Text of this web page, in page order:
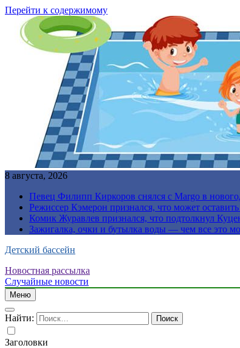
Перейти к содержимому
8 августа, 2026
Певец Филипп Киркоров снялся с Margo в
Режиссер Кэмерон признался, что может
Комик Журавлев признался, что подтолкнул
Зажигалка, очки и бутылка воды — чем все это
Детский бассейн
Новостная рассылка
Случайные новости
Меню
Найти:
Заголовки